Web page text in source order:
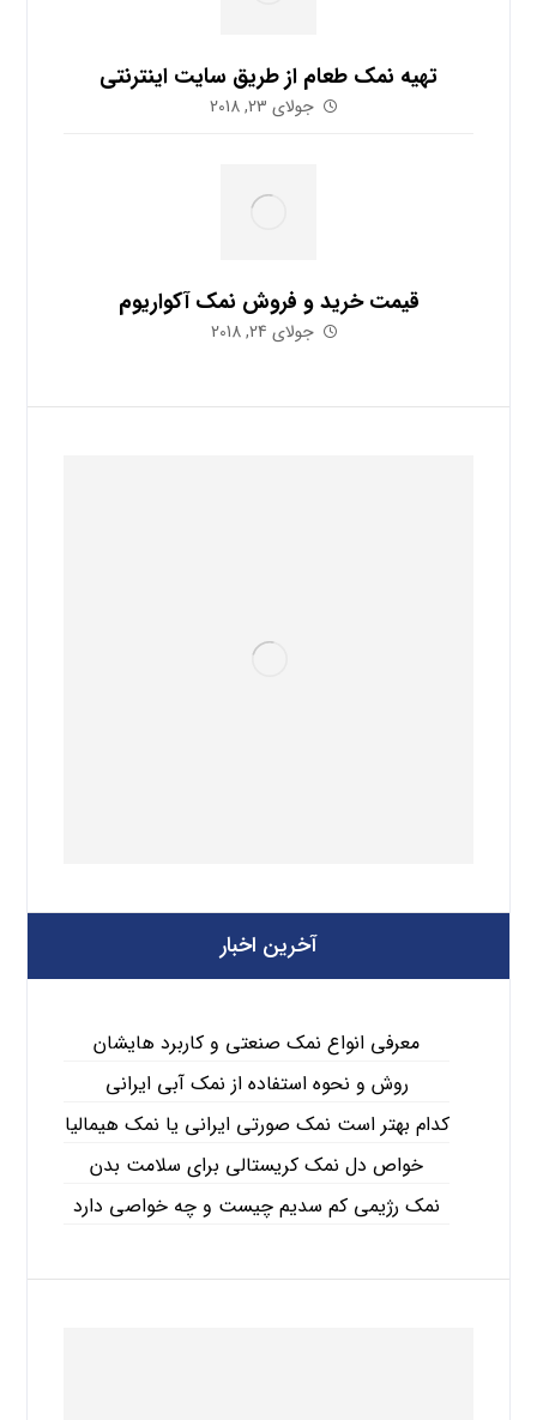
تهیه نمک طعام از طریق سایت اینترنتی
جولای 23, 2018
قیمت خرید و فروش نمک آکواریوم
جولای 24, 2018
آخرین اخبار
معرفی انواع نمک صنعتی و کاربرد هایشان
روش و نحوه استفاده از نمک آبی ایرانی
کدام بهتر است نمک صورتی ایرانی یا نمک هیمالیا
خواص دل نمک کریستالی برای سلامت بدن
نمک رژیمی کم سدیم چیست و چه خواصی دارد